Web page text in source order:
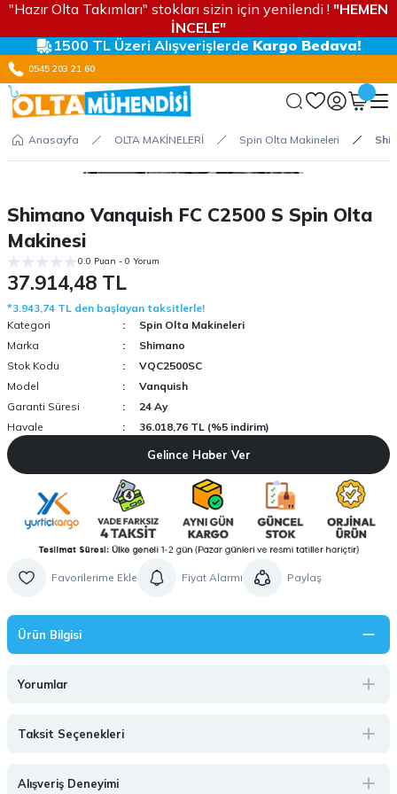
"Hazır Olta Takımları" stokları sizin için yenilendi ! "HEMEN
İNCELE"
1500 TL Üzeri Alışverişlerde Kargo Bedava!
0545 203 21 60
Anasayfa OLTA MAKİNELERİ Spin Olta Makineleri
Shimano Vanquish FC C2500 S Spin Olta
Makinesi
0.0 Puan - 0 Yorum
37.914,48 TL
*3.943,74 TL den başlayan taksitlerle!
Kategori
Spin Olta Makineleri
Marka
Shimano
Stok Kodu
VQC2500SC
Model
Vanquish
Garanti Süresi
24 Ay
Havale
36.018,76 TL (%5 indirim)
Gelince Haber Ver
Fiyat Alarmı Paylaş
Ürün Bilgisi
Yorumlar
Taksit Seçenekleri
Alışveriş Deneyimi